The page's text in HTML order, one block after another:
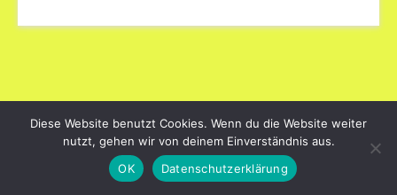
dayart.de
Stolz präsentiert von WordPress|Theme: Loose von
BlogOnYourOwn.com.
Diese Website benutzt Cookies. Wenn du die Website weiter
nutzt, gehen wir von deinem Einverständnis aus.
OK
Datenschutzerklärung